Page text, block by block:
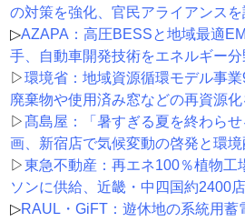
の対策を強化、官民アライアンスを
▷AZAPA：高圧BESSと地域最適
手、自動車開発技術をエネルギー分
▷環境省：地域資源循環モデル事
廃棄物や使用済み窓などの再資源化
▷髙島屋：「暑すぎる夏を終わら
画、新宿店で気候変動の啓発と環
▷東急不動産：再エネ100％植物工
ソンに供給、近畿・中四国約2400
▷RAUL・GiFT：遊休地の系統用蓄